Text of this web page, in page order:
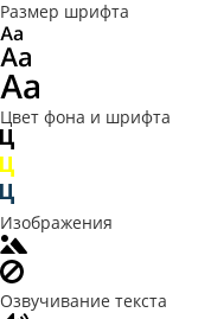
Размер шрифта
Цвет фона и шрифта
Изображения
Озвучивание текста